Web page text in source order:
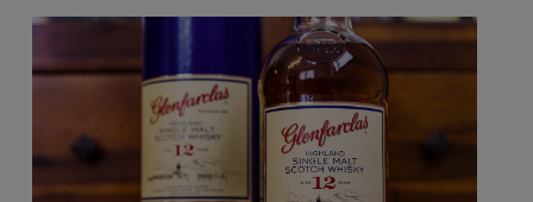
VIEW POST